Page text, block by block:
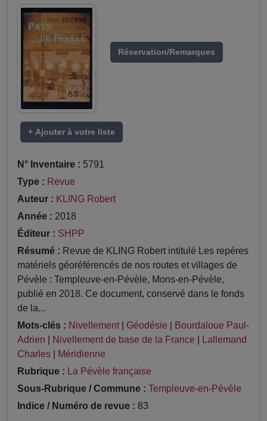
Réservation/Remarques
+ Ajouter à votre liste
N° Inventaire : 5791
Type : Revue
Auteur : KLING Robert
Année : 2018
Éditeur : SHPP
Résumé : Revue de KLING Robert intitulé Les repéres
matériels géoréférencés de nos routes et villages de
Pévèle : Templeuve-en-Pévèle, Mons-en-Pévèle,
publié en 2018. Ce document, conservé dans le fonds
de la...
Mots-clés : Nivellement Géodésie
Bourdaloue Paul-
Adrien
Nivellement de base de la France
Lallemand
Charles
Méridienne
Rubrique : La Pévèle française
Sous-Rubrique / Commune : Templeuve-en-Pévèle
Indice / Numéro de revue : 83